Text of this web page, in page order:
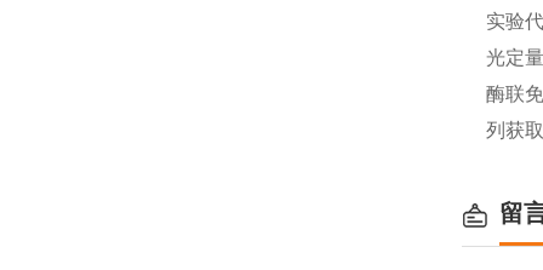
实验
光定
酶联
列获
留